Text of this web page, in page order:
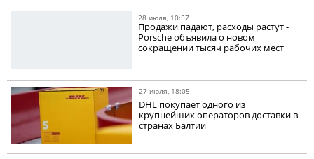
28 июля, 10:57
Продажи падают, расходы растут -
Porsche объявила о новом
сокращении тысяч рабочих мест
27 июля, 18:05
DHL покупает одного из
крупнейших операторов доставки в
странах Балтии